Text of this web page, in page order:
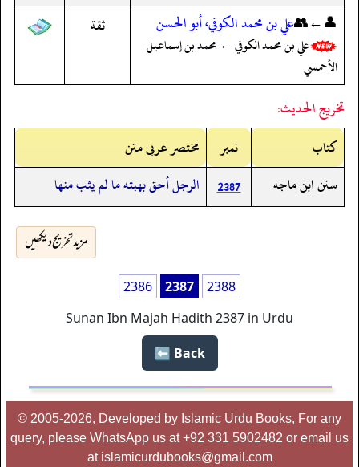
👤←👥علي بن محمد الكوفي، أبو الحسن
علي بن محمد الكوفي ← محمد بن إسماعيل
الأحمسي
ثقة
تخريج الحديث:
کتاب
نمبر
مختصر عربی متن
سنن ابن ماجه
2387 الرجل أحق بهبته ما لم يثب منها
مزید تخریج دیکھیں
2386 2387
2388
Sunan Ibn Majah Hadith 2387 in Urdu
Back ⬅️
© 2005-2026, Developed by Islamic Urdu Books, For any
query, please WhatsApp us at +92 331 5902482 or email us
at islamicurdubooks@gmail.com